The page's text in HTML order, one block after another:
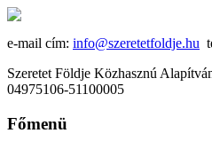
e-mail cím: info@szeretetfoldje.hu
Szeretet Földje Közhasznú
04975106-51100005
Főmenü